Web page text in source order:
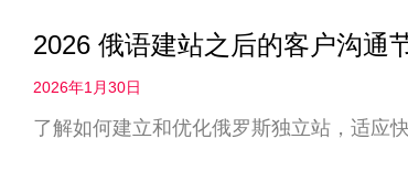
2026 俄语建站之后的客户沟通
2026年1月30日
了解如何建立和优化俄罗斯独立站，适应